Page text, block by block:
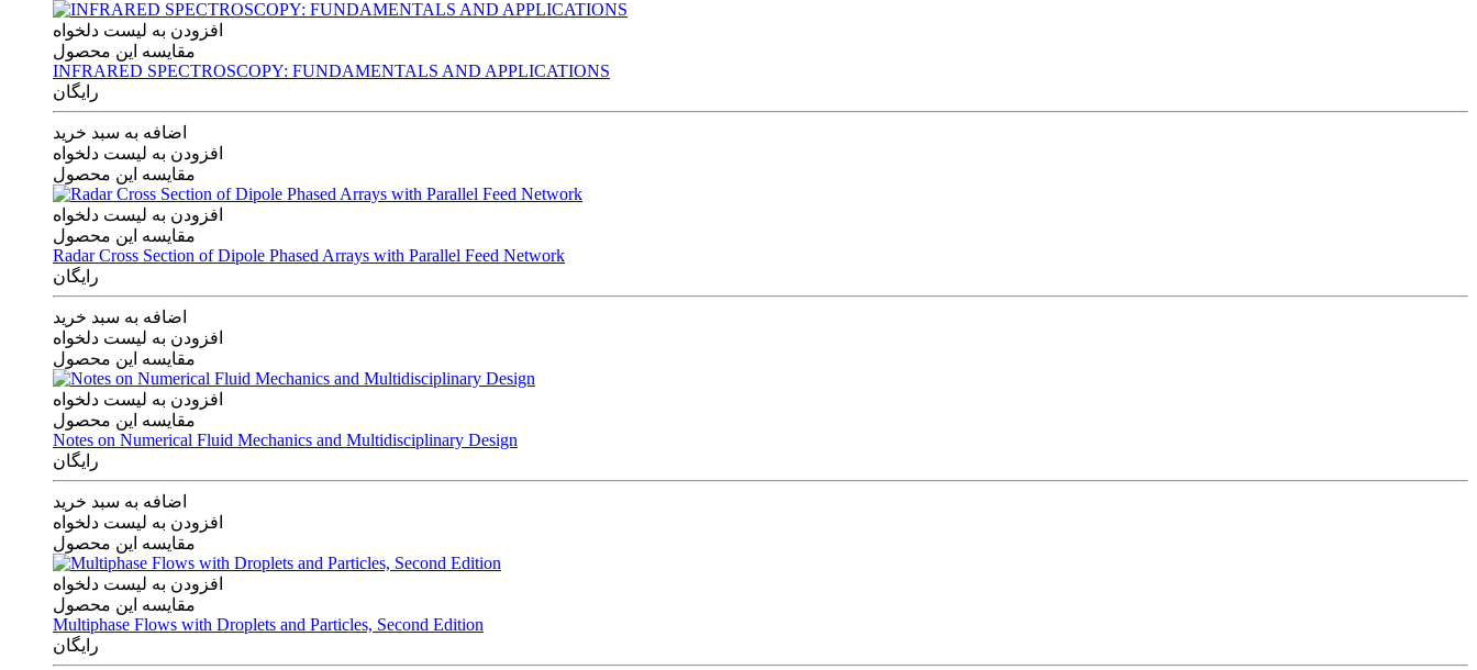
افزودن به لیست دلخواه
مقایسه این محصول
INFRARED SPECTROSCOPY: FUNDAMENTALS AND APPLICATIONS
رایگان
اضافه به سبد خرید
افزودن به لیست دلخواه
مقایسه این محصول
افزودن به لیست دلخواه
مقایسه این محصول
Radar Cross Section of Dipole Phased Arrays with Parallel Feed Network
رایگان
اضافه به سبد خرید
افزودن به لیست دلخواه
مقایسه این محصول
افزودن به لیست دلخواه
مقایسه این محصول
Notes on Numerical Fluid Mechanics and Multidisciplinary Design
رایگان
اضافه به سبد خرید
افزودن به لیست دلخواه
مقایسه این محصول
افزودن به لیست دلخواه
مقایسه این محصول
Multiphase Flows with Droplets and Particles, Second Edition
رایگان